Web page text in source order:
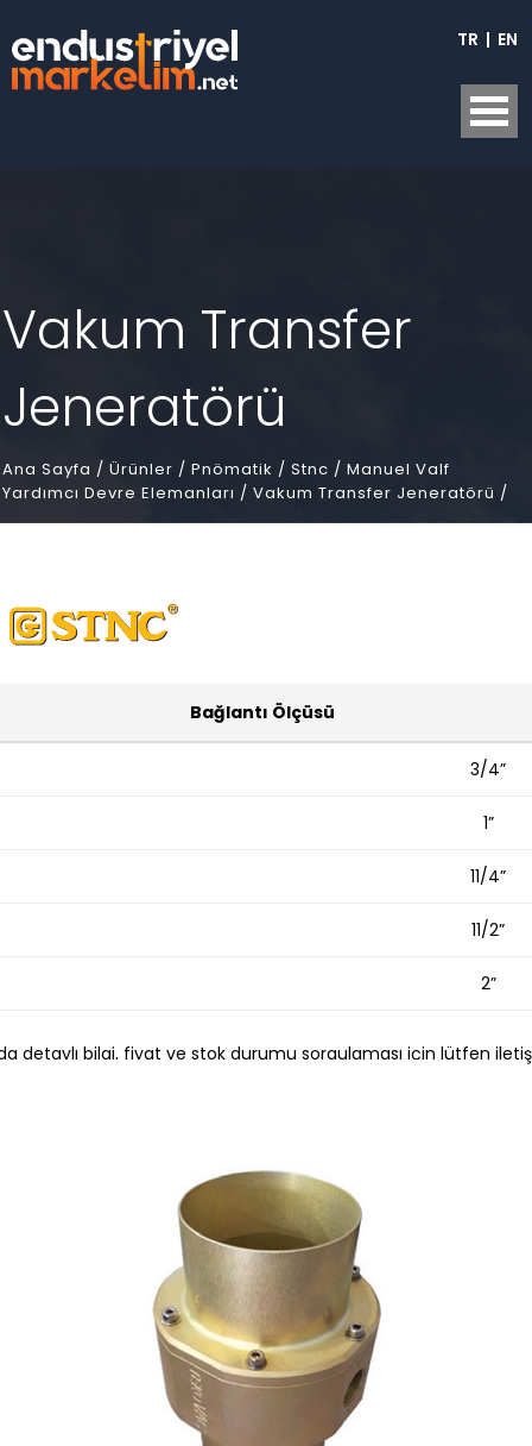
TR | EN
Vakum Transfer
Jeneratörü
Ana Sayfa / Ürünler / Pnömatik / Stnc / Manuel Valf
Yardımcı Devre Elemanları / Vakum Transfer Jeneratörü /
Bağlantı Ölçüsü
3/4”
1”
11/4”
11/2”
2”
detaylı bilgi, fiyat ve stok durumu sorgulaması için lütfen